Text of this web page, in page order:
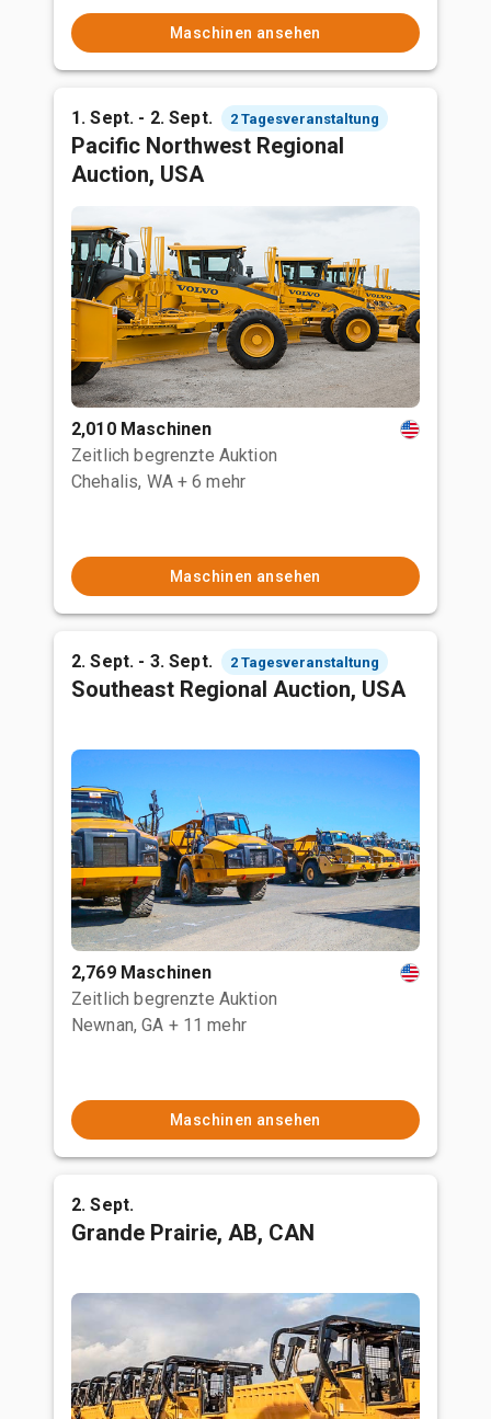
Maschinen ansehen
1. Sept. - 2. Sept. 2 Tagesveranstaltung
Pacific Northwest Regional
Auction, USA
2,010 Maschinen
Zeitlich begrenzte Auktion
Chehalis, WA + 6 mehr
Maschinen ansehen
2. Sept. - 3. Sept. 2 Tagesveranstaltung
Southeast Regional Auction, USA
2,769 Maschinen
Zeitlich begrenzte Auktion
Newnan, GA + 11 mehr
Maschinen ansehen
2. Sept.
Grande Prairie, AB, CAN